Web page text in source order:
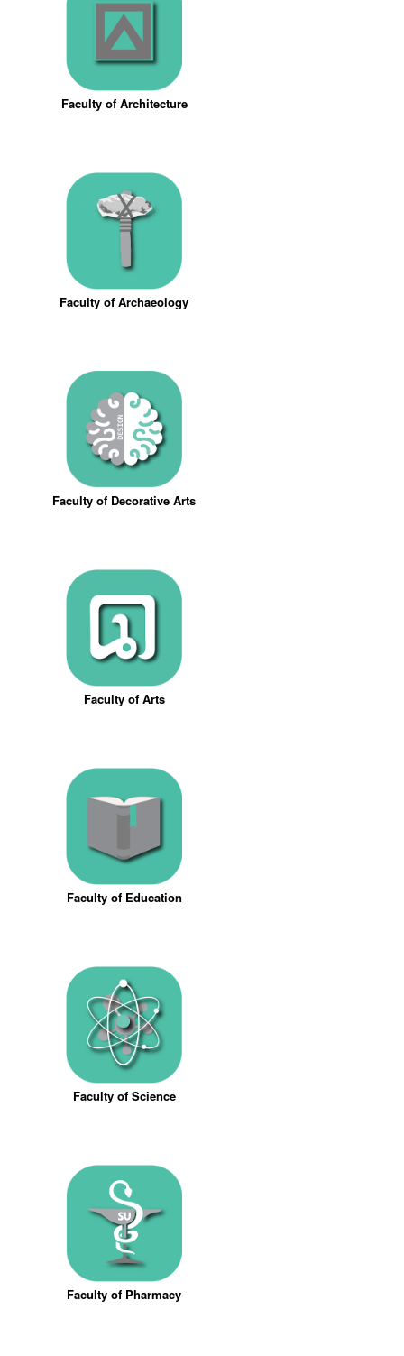
Faculty of Architecture
Faculty of Archaeology
Faculty of Decorative Arts
Faculty of Arts
Faculty of Education
Faculty of Science
Faculty of Pharmacy